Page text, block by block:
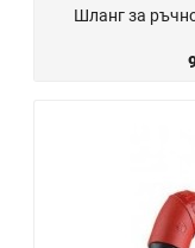
Шланг за